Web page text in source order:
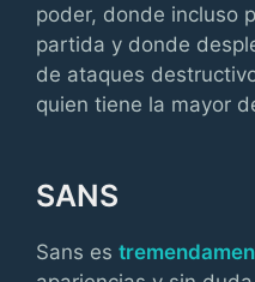
poder, donde incluso
partida y donde
de ataques
quien tiene la mayor
SANS
Sans es